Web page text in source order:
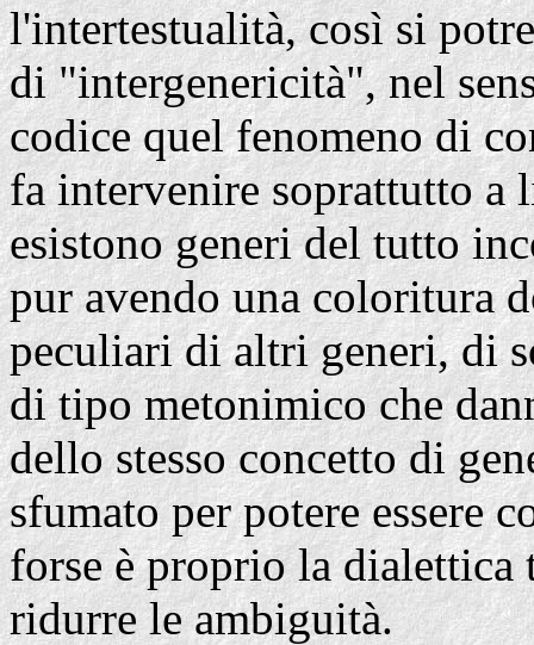
l'intertestualità, così si
di "intergenericità", nel
codice quel fenomeno di
fa intervenire soprattutto
esistono generi del tutto
pur avendo una coloritura
peculiari di altri generi, di
di tipo metonimico che
dello stesso concetto di
sfumato per potere essere
forse è proprio la dialettica
ridurre le ambiguità.